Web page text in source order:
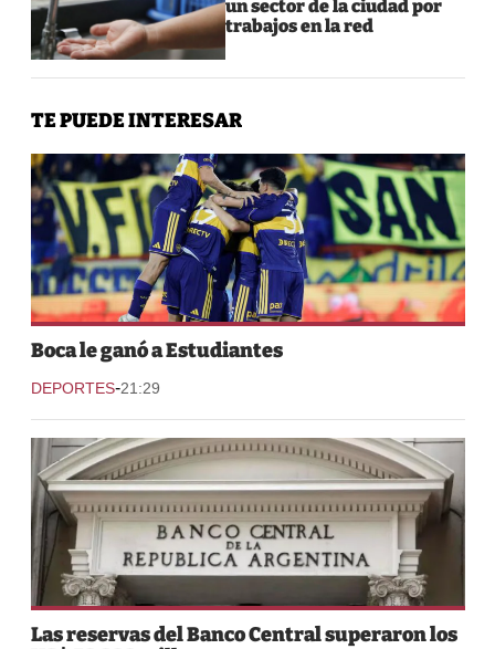
un sector de la ciudad por
trabajos en la red
TE PUEDE INTERESAR
Boca le ganó a Estudiantes
DEPORTES-21:29
Las reservas del Banco Central superaron los